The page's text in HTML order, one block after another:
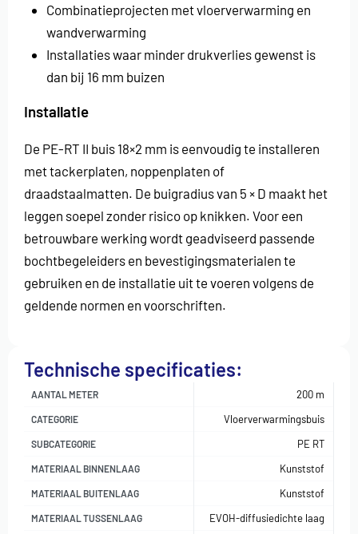
Combinatieprojecten met vloerverwarming en
wandverwarming
Installaties waar minder drukverlies gewenst is
dan bij 16 mm buizen
Installatie
De PE-RT II buis 18×2 mm is eenvoudig te installeren
met tackerplaten, noppenplaten of
draadstaalmatten. De buigradius van 5 × D maakt het
leggen soepel zonder risico op knikken. Voor een
betrouwbare werking wordt geadviseerd passende
bochtbegeleiders en bevestigingsmaterialen te
gebruiken en de installatie uit te voeren volgens de
geldende normen en voorschriften.
Technische specificaties:
AANTAL METER 200 m
CATEGORIE Vloerverwarmingsbuis
SUBCATEGORIE PE RT
MATERIAAL BINNENLAAG Kunststof
MATERIAAL BUITENLAAG Kunststof
MATERIAAL TUSSENLAAG EVOH-diffusiedichte laag